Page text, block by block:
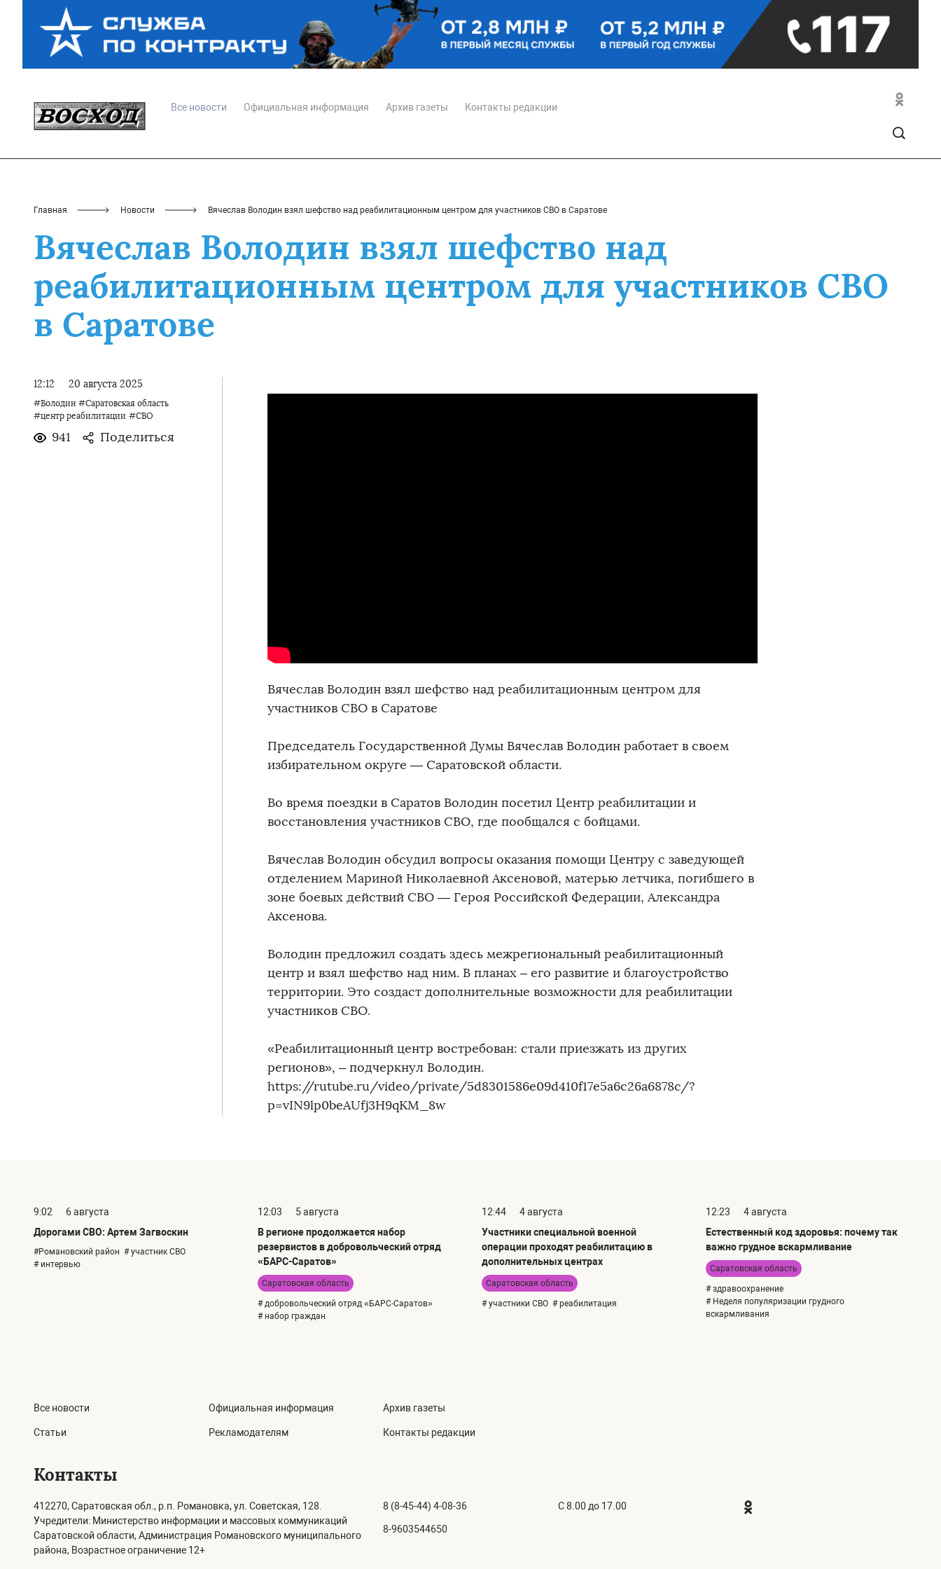
Все новости Официальная информация Архив газеты Контакты редакции
Главная Новости Вячеслав Володин взял шефство над реабилитационным центром для участников СВО в Саратове
Вячеслав Володин взял шефство над
реабилитационным центром для участников СВО
в Саратове
12:12 20 августа 2025
#Володин #Саратовская область
#центр реабилитации #СВО
941 Поделиться
Вячеслав Володин взял шефство над реабилитационным центром для
участников СВО в Саратове
Председатель Государственной Думы Вячеслав Володин работает в своем
избирательном округе — Саратовской области.
Во время поездки в Саратов Володин посетил Центр реабилитации и
восстановления участников СВО, где пообщался с бойцами.
Вячеслав Володин обсудил вопросы оказания помощи Центру с заведующей
отделением Мариной Николаевной Аксеновой, матерью летчика, погибшего в
зоне боевых действий СВО — Героя Российской Федерации, Александра
Аксенова.
Володин предложил создать здесь межрегиональный реабилитационный
центр и взял шефство над ним. В планах – его развитие и благоустройство
территории. Это создаст дополнительные возможности для реабилитации
участников СВО.
«Реабилитационный центр востребован: стали приезжать из других
регионов», – подчеркнул Володин.
https://rutube.ru/video/private/5d8301586e09d410f17e5a6c26a6878c/?
p=vIN9lp0beAUfj3H9qKM_8w
9:02
6 августа
Дорогами СВО: Артем Загвоскин
#Романовский район # участник СВО
# интервью
12:03
5 августа
В регионе продолжается набор
резервистов в добровольческий отряд
«БАРС-Саратов»
Саратовская область
# добровольческий отряд «БАРС-Саратов»
# набор граждан
12:44
4 августа
Участники специальной военной
операции проходят реабилитацию в
дополнительных центрах
Саратовская область
# участники СВО # реабилитация
12:23
4 августа
Естественный код здоровья: почему так
важно грудное вскармливание
Саратовская область
# здравоохранение
# Неделя популяризации грудного
вскармливания
Все новости
Статьи
Официальная информация
Рекламодателям
Архив газеты
Контакты редакции
Контакты
412270, Саратовская обл., р.п. Романовка, ул. Советская, 128.
Учредители: Министерство информации и массовых коммуникаций
Саратовской области, Администрация Романовского муниципального
района, Возрастное ограничение 12+
8 (8-45-44) 4-08-36
8-9603544650
C 8.00 до 17.00